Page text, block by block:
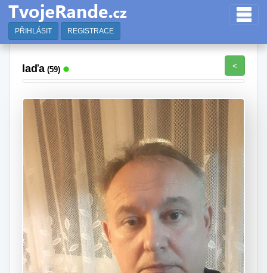
PŘIHLÁSIT REGISTRACE
laďa (59) <